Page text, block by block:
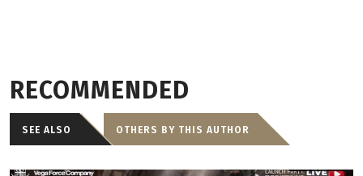
RECOMMENDED
SEE ALSO OTHERS BY THIS AUTHOR